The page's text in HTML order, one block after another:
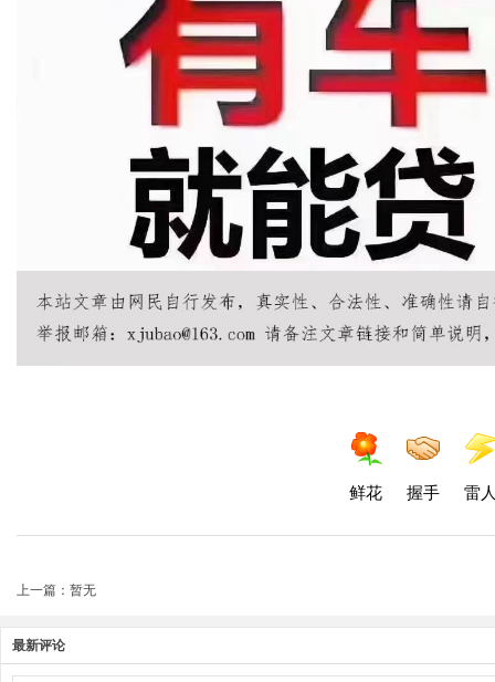
鲜花 握手 雷
上一篇：暂无
最新评论